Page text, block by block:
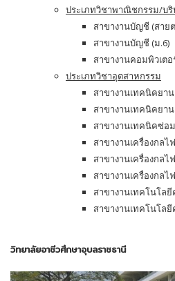
ประเภทวิชาพาณิชกรรม/บริ
สาขางานบัญชี (สาย
สาขางานบัญชี (ม.6)
สาขางานคอมพิวเต
ประเภทวิชาอุตสาหกรรม
สาขางานเทคนิคยา
สาขางานเทคนิคยา
สาขางานเทคนิคซ่อ
สาขางานเครื่องกลไ
สาขางานเครื่องกลไ
สาขางานเครื่องกลไ
สาขางานเทคโนโล
สาขางานเทคโนโล
วิทยาลัยอาชีวศึกษาอุบลราชธานี